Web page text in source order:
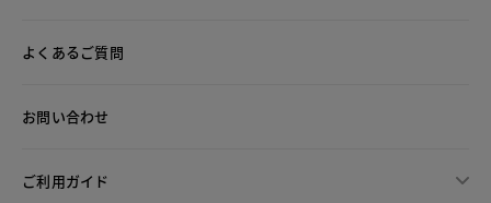
よくあるご質問
お問い合わせ
ご利用ガイド